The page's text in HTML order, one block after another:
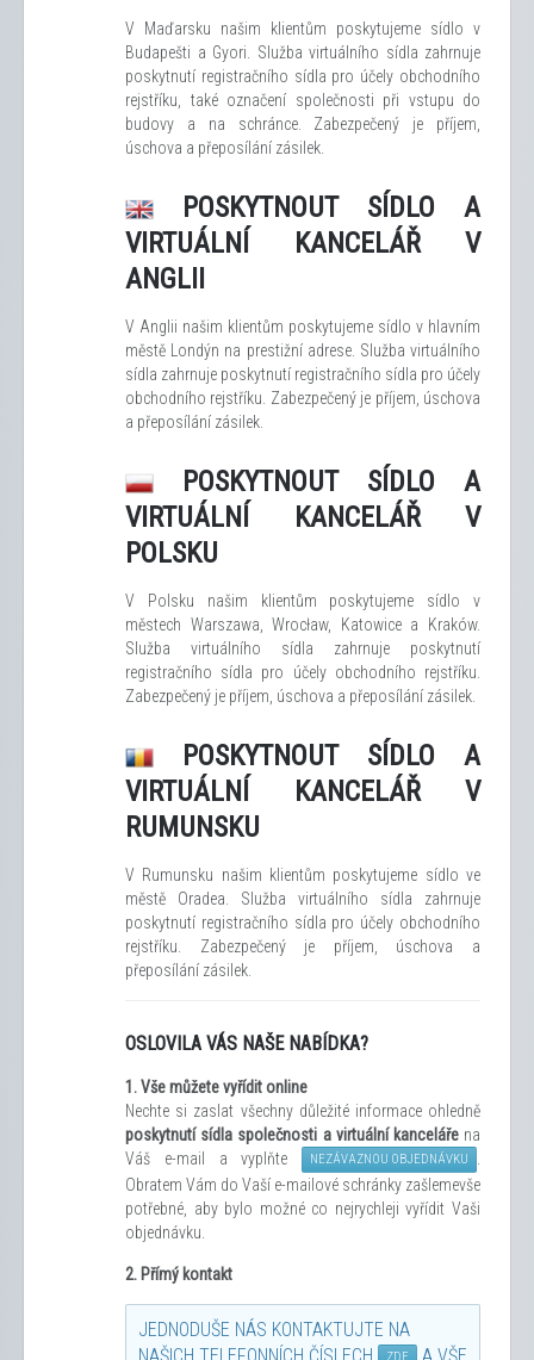
V Maďarsku našim klientům poskytujeme sídlo v
Budapešti a Gyori. Služba virtuálního sídla zahrnuje
poskytnutí registračního sídla pro účely obchodního
rejstříku, také označení společnosti při vstupu do
budovy a na schránce. Zabezpečený je příjem,
úschova a přeposílání zásilek.
POSKYTNOUT SÍDLO A
VIRTUÁLNÍ KANCELÁŘ V
ANGLII
V Anglii našim klientům poskytujeme sídlo v hlavním
městě Londýn na prestižní adrese. Služba virtuálního
sídla zahrnuje poskytnutí registračního sídla pro účely
obchodního rejstříku. Zabezpečený je příjem, úschova
a přeposílání zásilek.
POSKYTNOUT SÍDLO A
VIRTUÁLNÍ KANCELÁŘ V
POLSKU
V Polsku našim klientům poskytujeme sídlo v
městech Warszawa, Wrocław, Katowice a Kraków.
Služba virtuálního sídla zahrnuje poskytnutí
registračního sídla pro účely obchodního rejstříku.
Zabezpečený je příjem, úschova a přeposílání zásilek.
POSKYTNOUT SÍDLO A
VIRTUÁLNÍ KANCELÁŘ V
RUMUNSKU
V Rumunsku našim klientům poskytujeme sídlo ve
městě Oradea. Služba virtuálního sídla zahrnuje
poskytnutí registračního sídla pro účely obchodního
rejstříku. Zabezpečený je příjem, úschova a
přeposílání zásilek.
OSLOVILA VÁS NAŠE NABÍDKA?
1.Vše můžete vyříditonline
Nechte si zaslat všechny důležité informace ohledně
poskytnutí sídla společnosti a virtuální kancelářena
Váš e-mail a vyplňte
NEZÁVAZNOU OBJEDNÁVKU
Obratem Vám do Vaší e-mailové schránky zašlemevše
potřebné, aby bylo možné co nejrychleji vyřídit Vaši
objednávku.
2. Přímý kontakt
JEDNODUŠE NÁS KONTAKTUJTE NA